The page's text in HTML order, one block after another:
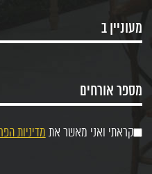
קראתי ואני מאשר את מדיניות